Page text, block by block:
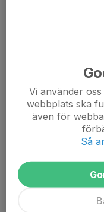
4 Täby-aktiva
5
Vi använder
webbplats ska
även för
Så